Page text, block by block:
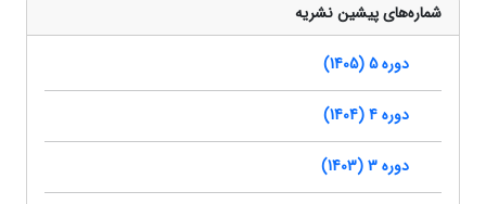
شماره‌های پیشین نشریه
دوره 5 (1405)
دوره 4 (1404)
دوره 3 (1403)